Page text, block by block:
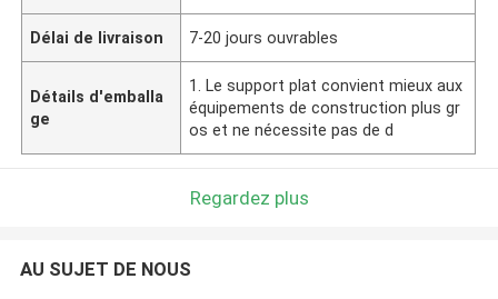
Délai de livraison 7-20 jours ouvrables
Détails d'emballa
ge
1. Le support plat convient mieux aux
équipements de construction plus gr
os et ne nécessite pas de d
Regardez plus
AU SUJET DE NOUS